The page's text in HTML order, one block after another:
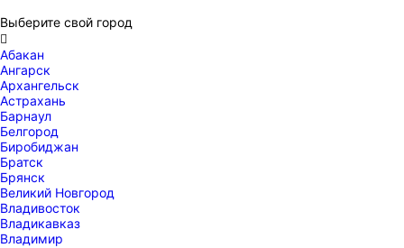
Выберите свой город

Абакан
Ангарск
Архангельск
Астрахань
Барнаул
Белгород
Биробиджан
Братск
Брянск
Великий Новгород
Владивосток
Владикавказ
Владимир